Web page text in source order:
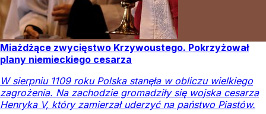
Miażdżące zwycięstwo Krzywoustego. Pokrzyżował
plany niemieckiego cesarza
W sierpniu 1109 roku Polska stanęła w obliczu wielkiego
zagrożenia. Na zachodzie gromadziły się wojska cesarza
Henryka V, który zamierzał uderzyć na państwo Piastów.